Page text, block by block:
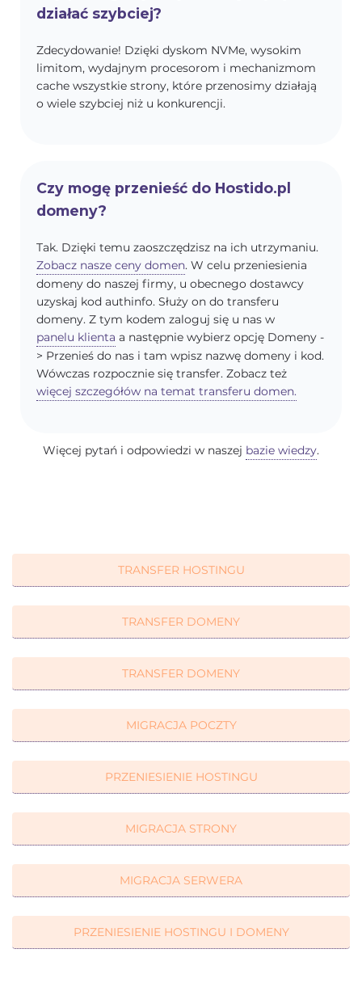
działać szybciej?
Zdecydowanie! Dzięki dyskom NVMe, wysokim
limitom, wydajnym procesorom i mechanizmom
cache wszystkie strony, które przenosimy działają
o wiele szybciej niż u konkurencji.
Czy mogę przenieść do Hostido.pl
domeny?
Tak. Dzięki temu zaoszczędzisz na ich utrzymaniu.
Zobacz nasze ceny domen. W celu przeniesienia
domeny do naszej firmy, u obecnego dostawcy
uzyskaj kod authinfo. Służy on do transferu
domeny. Z tym kodem zaloguj się u nas w
panelu klienta a następnie wybierz opcję Domeny -
> Przenieś do nas i tam wpisz nazwę domeny i kod.
Wówczas rozpocznie się transfer. Zobacz też
więcej szczegółów na temat transferu domen.
Więcej pytań i odpowiedzi w naszej bazie wiedzy.
TRANSFER HOSTINGU
TRANSFER DOMENY
TRANSFER DOMENY
MIGRACJA POCZTY
PRZENIESIENIE HOSTINGU
MIGRACJA STRONY
MIGRACJA SERWERA
PRZENIESIENIE HOSTINGU I DOMENY